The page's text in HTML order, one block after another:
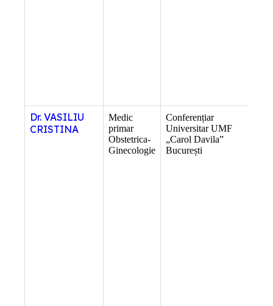
Dr. VASILIU
CRISTINA
Medic
primar
Obstetrica-
Ginecologie
Conferențiar
Universitar UMF
„Carol Davila”
București